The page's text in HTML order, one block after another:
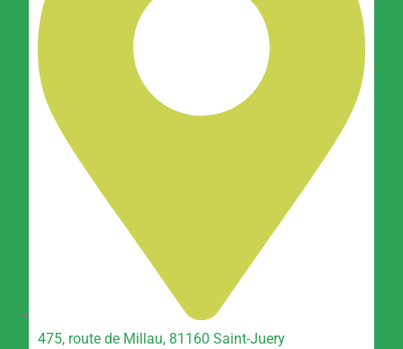
475, route de Millau, 81160 Saint-Juery